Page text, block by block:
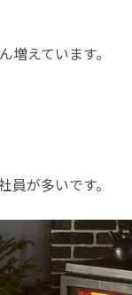
えています。
が多いです。